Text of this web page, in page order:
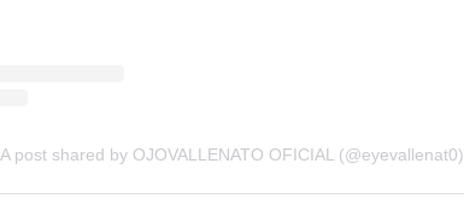
A post shared by OJOVALLENATO OFICIAL (@eyevallenat0)